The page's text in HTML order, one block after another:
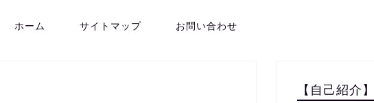
ホーム サイトマップ お問い合わせ
【自己紹介】